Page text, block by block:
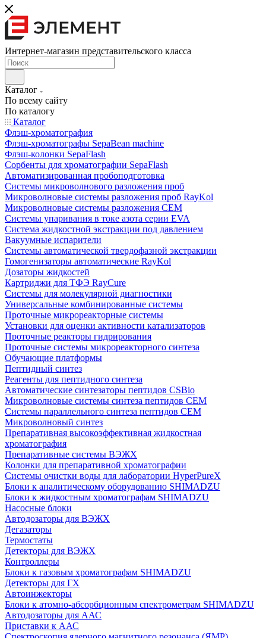
Интернет-магазин представительского класса
Каталог
По всему сайту
По каталогу
Каталог
Флэш-хроматография
Флэш-хроматографы SepaBean machine
Флэш-колонки SepaFlash
Сорбенты для хроматографии SepaFlash
Автоматизированная пробоподготовка
Системы микроволнового разложения проб
Микроволновые системы разложения проб RayKol
Микроволновые системы разложения CEM
Системы упаривания в токе азота серии EVA
Система жидкостной экстракции под давлением
Вакуумные испарители
Системы автоматической твердофазной экстракции
Гомогенизаторы автоматические RayKol
Дозаторы жидкостей
Картриджи для ТФЭ RayCure
Системы для молекулярной диагностики
Универсальные комбинированные системы
Проточные микрореакторные системы
Установки для оценки активности катализаторов
Проточные реакторы гидрирования
Проточные системы микрореакторного синтеза
Обучающие платформы
Пептидный синтез
Реагенты для пептидного синтеза
Автоматические синтезаторы пептидов CSBio
Микроволновые системы синтеза пептидов CEM
Системы параллельного синтеза пептидов CEM
Микроволновый синтез
Препаративная высокоэффективная жидкостная
хроматография
Препаративные системы ВЭЖХ
Колонки для препаративной хроматографии
Системы очистки воды для лаборатории HyperPureX
Блоки к аналитическому оборудованию SHIMADZU
Блоки к жидкостным хроматографам SHIMADZU
Насосные блоки
Автодозаторы для ВЭЖХ
Дегазаторы
Термостаты
Детекторы для ВЭЖХ
Контроллеры
Блоки к газовым хроматографам SHIMADZU
Детекторы для ГХ
Автоинжекторы
Блоки к атомно-абсорбционным спектрометрам SHIMADZU
Автодозаторы для ААС
Приставки к ААС